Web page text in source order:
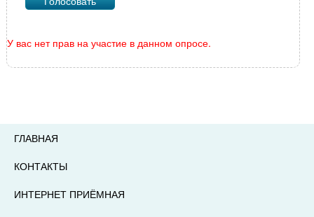
У вас нет прав на участие в данном опросе.
ГЛАВНАЯ
КОНТАКТЫ
ИНТЕРНЕТ ПРИЁМНАЯ